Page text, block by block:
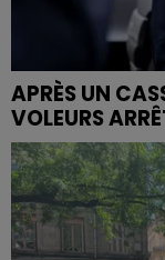
APRÈS UN
VOLEURS